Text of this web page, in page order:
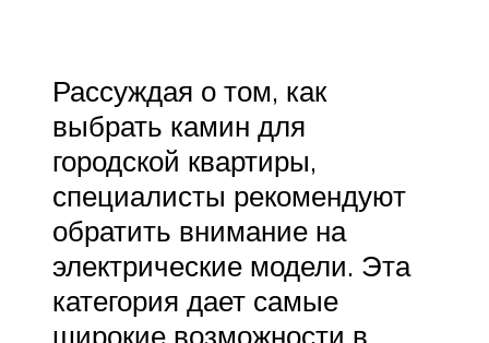
Рассуждая о том, как
выбрать камин для
городской квартиры,
специалисты рекомендуют
обратить внимание на
электрические модели. Эта
категория дает самые
широкие возможности в